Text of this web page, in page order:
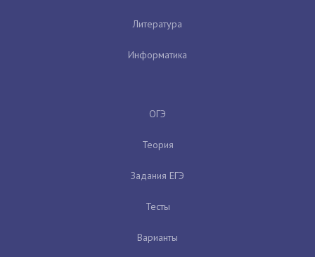
Литература
Информатика
ОГЭ
Теория
Задания ЕГЭ
Тесты
Варианты